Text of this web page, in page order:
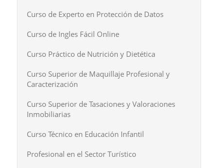
Curso de Experto en Protección de Datos
Curso de Ingles Fácil Online
Curso Práctico de Nutrición y Dietética
Curso Superior de Maquillaje Profesional y
Caracterización
Curso Superior de Tasaciones y Valoraciones
Inmobiliarias
Curso Técnico en Educación Infantil
Profesional en el Sector Turístico